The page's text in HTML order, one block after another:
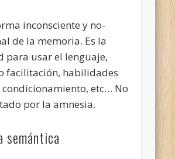
inconsciente y no-
de la memoria. Es la
para usar el lenguaje,
facilitación, habilidades
etc… No
por la amnesia.
semántica